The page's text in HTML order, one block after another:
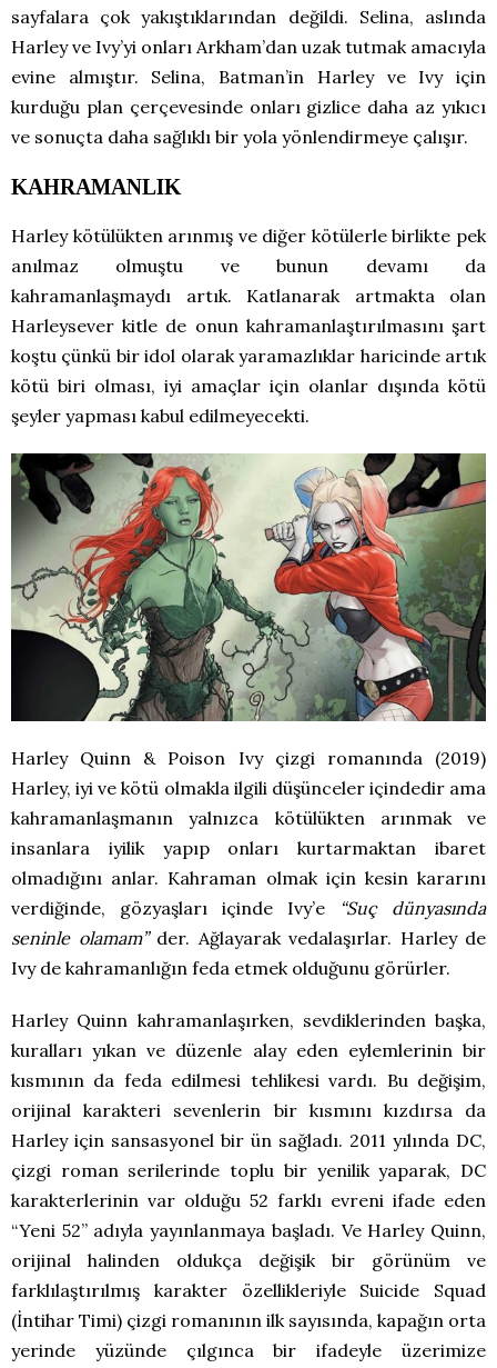
sayfalara çok yakıştıklarından değildi. Selina, aslında
Harley ve Ivy’yi onları Arkham’dan uzak tutmak amacıyla
evine almıştır. Selina, Batman’in Harley ve Ivy için
kurduğu plan çerçevesinde onları gizlice daha az yıkıcı
ve sonuçta daha sağlıklı bir yola yönlendirmeye çalışır.
KAHRAMANLIK
Harley kötülükten arınmış ve diğer kötülerle birlikte pek
anılmaz olmuştu ve bunun devamı da
kahramanlaşmaydı artık. Katlanarak artmakta olan
Harleysever kitle de onun kahramanlaştırılmasını şart
koştu çünkü bir idol olarak yaramazlıklar haricinde artık
kötü biri olması, iyi amaçlar için olanlar dışında kötü
şeyler yapması kabul edilmeyecekti.
Harley Quinn & Poison Ivy çizgi romanında (2019)
Harley, iyi ve kötü olmakla ilgili düşünceler içindedir ama
kahramanlaşmanın yalnızca kötülükten arınmak ve
insanlara iyilik yapıp onları kurtarmaktan ibaret
olmadığını anlar. Kahraman olmak için kesin kararını
verdiğinde, gözyaşları içinde Ivy’e
“Suç dünyasında
seninle olamam”der. Ağlayarak vedalaşırlar. Harley de
Ivy de kahramanlığın feda etmek olduğunu görürler.
Harley Quinn kahramanlaşırken, sevdiklerinden başka,
kuralları yıkan ve düzenle alay eden eylemlerinin bir
kısmının da feda edilmesi tehlikesi vardı. Bu değişim,
orijinal karakteri sevenlerin bir kısmını kızdırsa da
Harley için sansasyonel bir ün sağladı. 2011 yılında DC,
çizgi roman serilerinde toplu bir yenilik yaparak, DC
karakterlerinin var olduğu 52 farklı evreni ifade eden
“Yeni 52” adıyla yayınlanmaya başladı. Ve Harley Quinn,
orijinal halinden oldukça değişik bir görünüm ve
farklılaştırılmış karakter özellikleriyle Suicide Squad
(İntihar Timi) çizgi romanının ilk sayısında, kapağın orta
yerinde yüzünde çılgınca bir ifadeyle üzerimize